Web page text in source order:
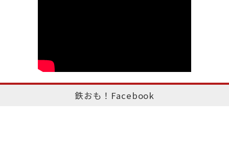
鉄おも！Facebook